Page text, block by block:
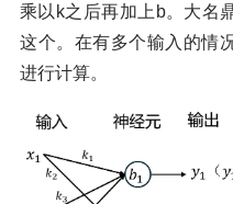
乘以k之后再加上b。大名
这个。在有多个输入的情
进行计算。